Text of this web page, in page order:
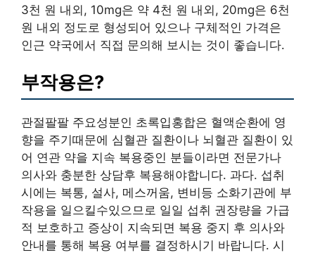
3천 원 내외, 10mg은 약 4천 원 내외, 20mg은 6천
원 내외 정도로 형성되어 있으나 구체적인 가격은
인근 약국에서 직접 문의해 보시는 것이 좋습니다.
부작용은?
관절팔팔 주요성분인 초록입홍합은 혈액순환에 영
향을 주기때문에 심혈관 질환이나 뇌혈관 질환이 있
어 연관 약을 지속 복용중인 분들이라면 전문가나
의사와 충분한 상담후 복용해야합니다. 과다. 섭취
시에는 복통, 설사, 메스꺼움, 변비등 소화기관에 부
작용을 일으킬수있으므로 일일 섭취 권장량을 가급
적 보호하고 증상이 지속되면 복용 중지 후 의사와
안내를 통해 복용 여부를 결정하시기 바랍니다. 시